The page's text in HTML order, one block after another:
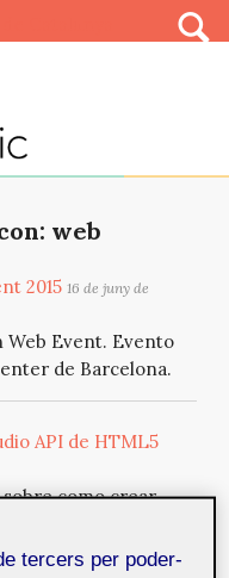
web
2015 16 de juny de
Web Event. Evento
de Barcelona.
API de HTML5
como crear
tercers per poder-